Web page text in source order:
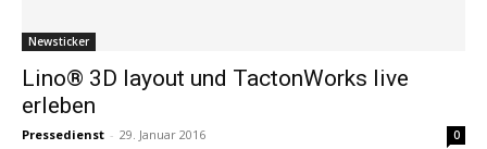
Newsticker
Lino® 3D layout und TactonWorks live
erleben
Pressedienst - 29. Januar 2016 0